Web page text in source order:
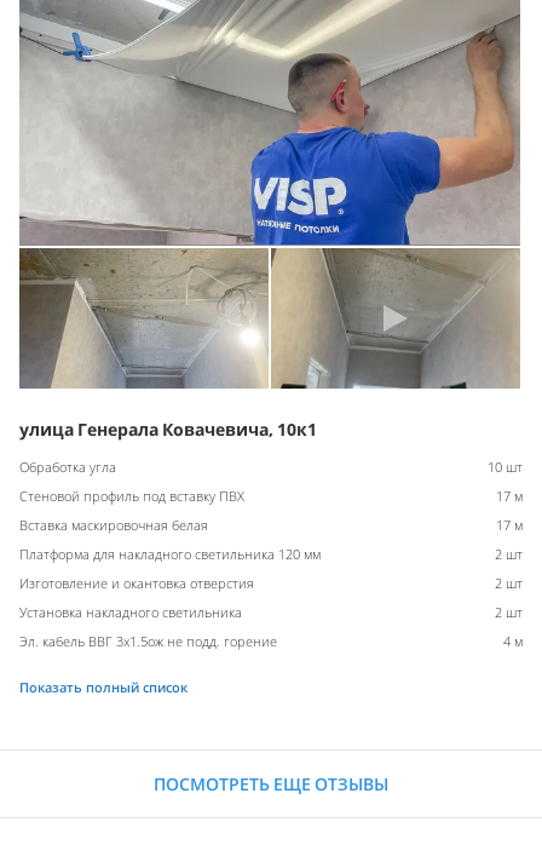
улица Генерала Ковачевича, 10к1
Обработка угла
10 шт
Стеновой профиль под вставку ПВХ
17 м
Вставка маскировочная белая
17 м
Платформа для накладного светильника 120 мм
2 шт
Изготовление и окантовка отверстия
2 шт
Установка накладного светильника
2 шт
Эл. кабель ВВГ 3х1.5ож не подд. горение
4 м
Показать полный список
ПОСМОТРЕТЬ ЕЩЕ ОТЗЫВЫ